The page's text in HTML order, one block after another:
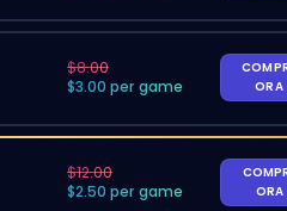
$8.00
$3.00 per game
ORA
$12.00
$2.50 per game
ORA